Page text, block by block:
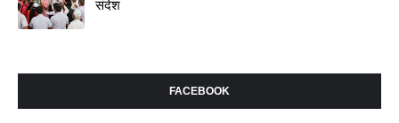
संदेश
FACEBOOK